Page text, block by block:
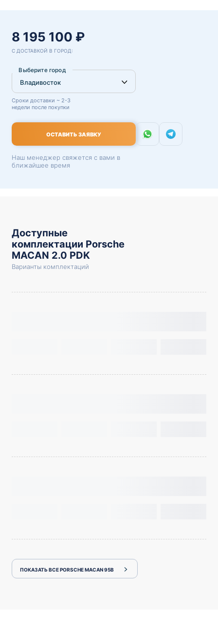
8 195 100 ₽
С ДОСТАВКОЙ В ГОРОД:
Выберите город
Сроки доставки ~ 2-3
недели после покупки
ОСТАВИТЬ ЗАЯВКУ
Наш менеджер свяжется с вами в
ближайшее время
Доступные
комплектации Porsche
MACAN 2.0 PDK
Варианты комплектаций
ПОКАЗАТЬ ВСЕ PORSCHE MACAN 95B